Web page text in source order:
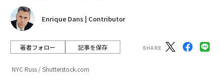
Enrique Dans | Contributor
著者フォロー 記事を保存
NYC Russ / Shutterstock.com